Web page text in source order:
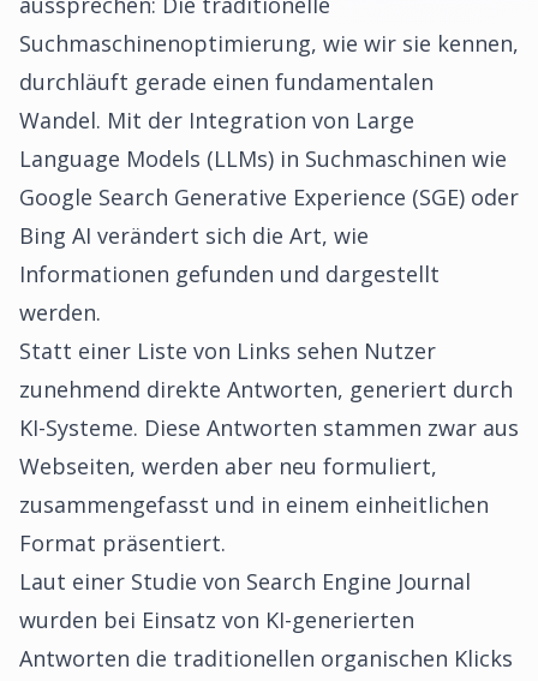
Suchmaschinenoptimierung, wie wir sie kennen,
durchläuft gerade einen fundamentalen
Wandel. Mit der Integration von Large
Language Models (LLMs) in Suchmaschinen wie
Google Search Generative Experience (SGE) oder
Bing AI verändert sich die Art, wie
Informationen gefunden und dargestellt
werden.
Statt einer Liste von Links sehen Nutzer
zunehmend direkte Antworten, generiert durch
KI-Systeme. Diese Antworten stammen zwar aus
Webseiten, werden aber neu formuliert,
zusammengefasst und in einem einheitlichen
Format präsentiert.
Laut einer Studie von Search Engine Journal
wurden bei Einsatz von KI-generierten
Antworten die traditionellen organischen Klicks